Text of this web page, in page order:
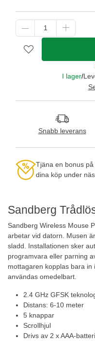
Sandberg
Sandberg Wireless Mouse
arbetar vid datorn. Musen
sladd. Installationen sker
programvara eller parning
mottagaren kopplas bara in
användas omedelbart.
2.4 GHz GFSK
Distans: 6-10 meter
5 knappar
Scrollhjul
Drivs av 2 x AAA-
I lager/
Snabb leverans
Tjäna en bonus
dina köp under